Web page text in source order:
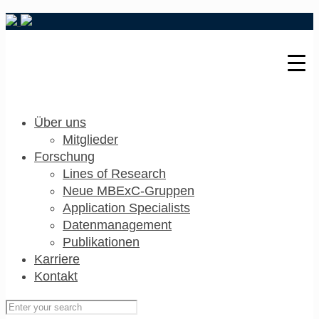
Über uns
Mitglieder
Forschung
Lines of Research
Neue MBExC-Gruppen
Application Specialists
Datenmanagement
Publikationen
Karriere
Kontakt